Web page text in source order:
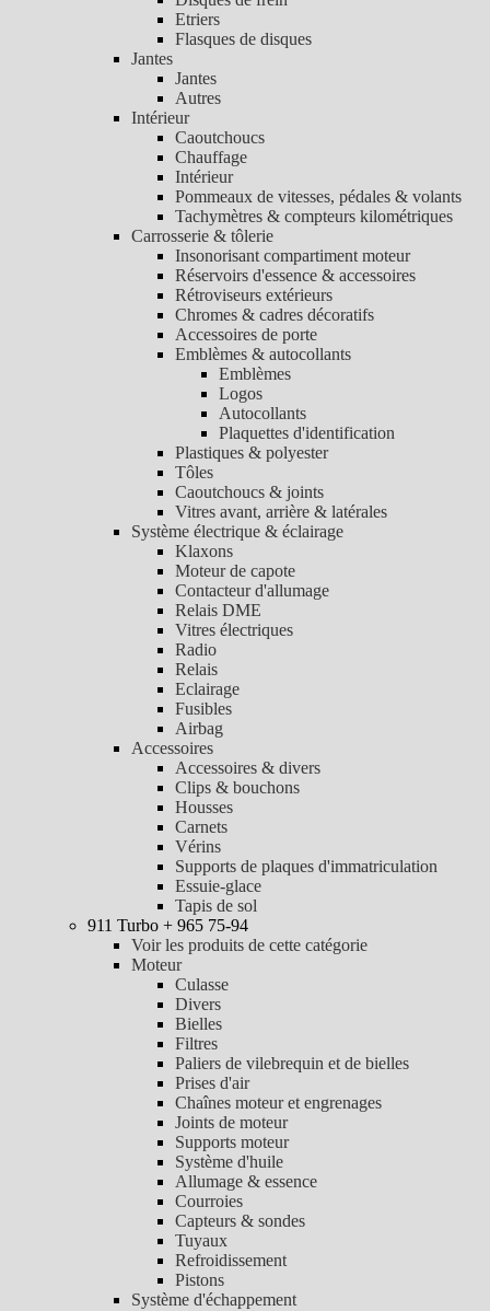
Etriers
Flasques de disques
Jantes
Jantes
Autres
Intérieur
Caoutchoucs
Chauffage
Intérieur
Pommeaux de vitesses, pédales & volants
Tachymètres & compteurs kilométriques
Carrosserie & tôlerie
Insonorisant compartiment moteur
Réservoirs d'essence & accessoires
Rétroviseurs extérieurs
Chromes & cadres décoratifs
Accessoires de porte
Emblèmes & autocollants
Emblèmes
Logos
Autocollants
Plaquettes d'identification
Plastiques & polyester
Tôles
Caoutchoucs & joints
Vitres avant, arrière & latérales
Système électrique & éclairage
Klaxons
Moteur de capote
Contacteur d'allumage
Relais DME
Vitres électriques
Radio
Relais
Eclairage
Fusibles
Airbag
Accessoires
Accessoires & divers
Clips & bouchons
Housses
Carnets
Vérins
Supports de plaques d'immatriculation
Essuie-glace
Tapis de sol
911 Turbo + 965 75-94
Voir les produits de cette catégorie
Moteur
Culasse
Divers
Bielles
Filtres
Paliers de vilebrequin et de bielles
Prises d'air
Chaînes moteur et engrenages
Joints de moteur
Supports moteur
Système d'huile
Allumage & essence
Courroies
Capteurs & sondes
Tuyaux
Refroidissement
Pistons
Système d'échappement